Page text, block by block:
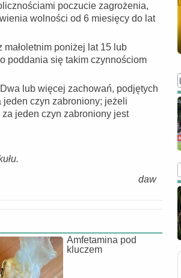
poczucie zagrożenia,
wolności od 6 miesięcy do lat
małoletnim poniżej lat 15 lub
poddania się takim czynnościom
lub więcej zachowań, podjętych
czyn zabroniony; jeżeli
jeden czyn zabroniony jest
daw
Amfetamina pod
kluczem